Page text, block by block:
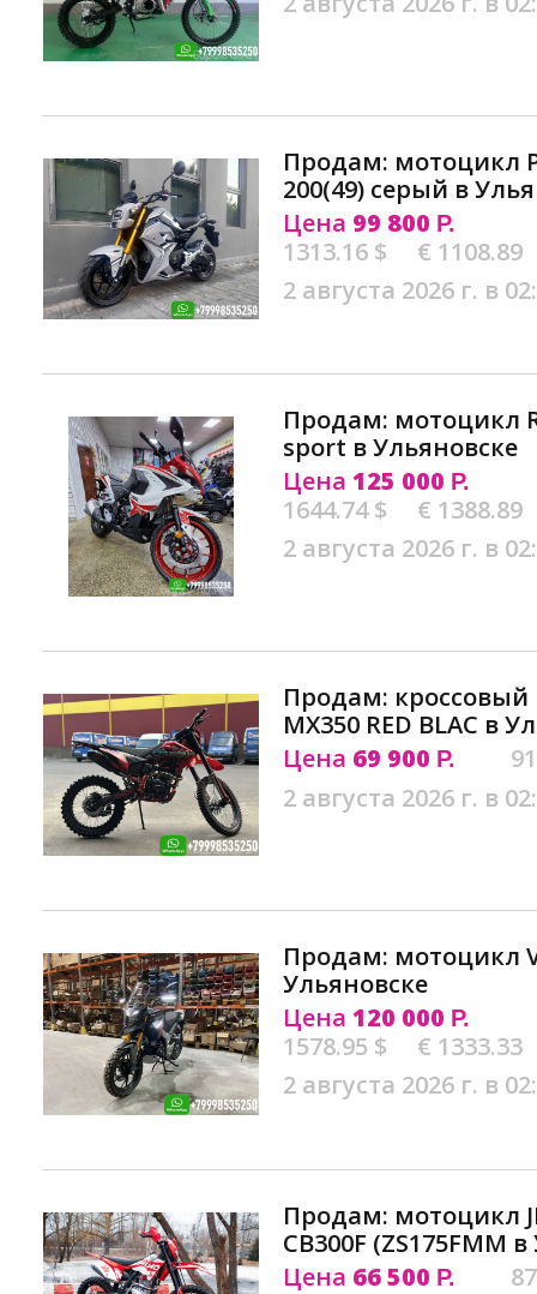
Продам: мотоцикл
200(49) серый в
Цена 99 800 Р.
1313.16 $
€ 1108.89
2 августа 2026 г. в
Продам: мотоцикл
sport в Ульяновске
Цена 125 000 Р.
1644.74 $
€ 1388.89
2 августа 2026 г. в
Продам: кроссовый
MX350 RED BLAC в
Цена 69 900 Р.
2 августа 2026 г. в
Продам: мотоцикл
Ульяновске
Цена 120 000 Р.
1578.95 $
€ 1333.33
2 августа 2026 г. в
Продам: мотоцикл
CB300F (ZS175FMM
Цена 66 500 Р.